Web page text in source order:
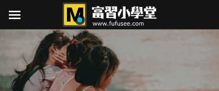
最新消息
關於我
接案項目
商品分類
所有商品分類